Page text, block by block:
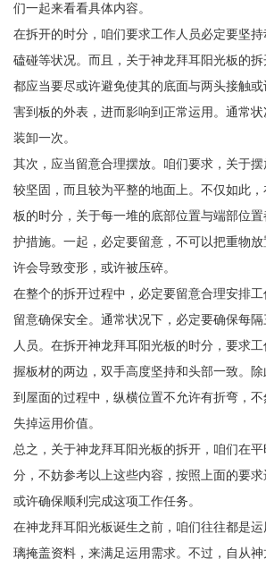
们一起来看看具体内容。
在拆开的时分，咱们要求工作人员必定要坚
磕碰等状况。而且，关于神龙拜耳阳光板的拆
都应当要尽或许避免使其的底面与两头接触
害到板的外表，进而影响到正常运用。通常
装卸一次。
其次，应当留意合理摆放。咱们要求，关于
较坚固，而且较为平整的地面上。不仅如此
板的时分，关于每一堆的底部位置与端部位
护措施。一起，必定要留意，不可以把重物
许会导致变形，或许被压碎。
在整个的拆开过程中，必定要留意合理安排
留意确保安全。通常状况下，必定要确保每
人员。在拆开神龙拜耳阳光板的时分，要求
握板材的两边，双手高度坚持和头部一致。
到屋面的过程中，纵横位置不允许有折弯，
失掉运用价值。
总之，关于神龙拜耳阳光板的拆开，咱们在
分，不妨参考以上这些内容，按照上面的要
或许确保顺利完成这项工作任务。
在神龙拜耳阳光板诞生之前，咱们往往都是
璃掩盖资料，来满足运用需求。不过，自从